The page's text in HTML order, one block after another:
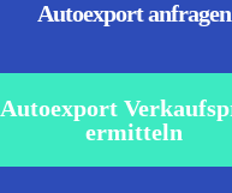
Autoexport anfragen
Autoexport
ermitteln